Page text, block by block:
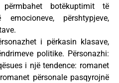
botëkuptimit të
përshtypjeve,
i përkasin klasave,
politike. Përsonazhi:
i një tendence: romanet
përsonale pasqyrojnë